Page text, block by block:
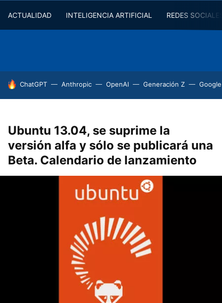
ACTUALIDAD INTELIGENCIA ARTIFICIAL REDES
HOY SE HABLA DE
ChatGPT Anthropic OpenAI Generación Z
Ubuntu 13.04, se suprime la
versión alfa y sólo se publicará una
Beta. Calendario de lanzamiento